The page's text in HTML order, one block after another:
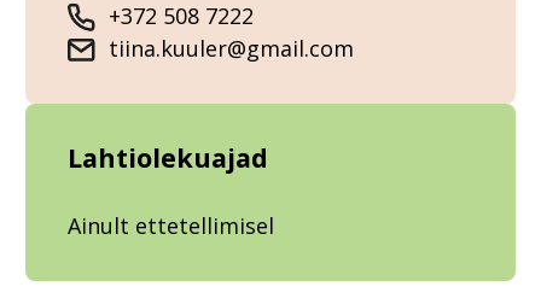
+372 508 7222
tiina.kuuler@gmail.com
Lahtiolekuajad
Ainult ettetellimisel